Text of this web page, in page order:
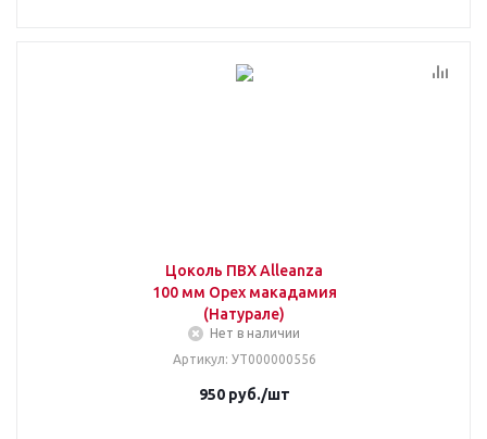
Цоколь ПВХ Alleanza
100 мм Орех макадамия
(Натурале)
Нет в наличии
Артикул: УТ000000556
950руб./шт